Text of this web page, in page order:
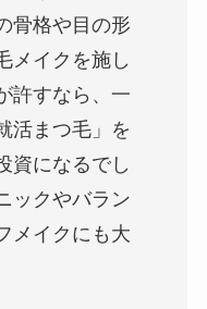
骨格や目の形
メイクを施し
許すなら、一
活まつ毛」を
資になるでし
ックやバラン
メイクにも大